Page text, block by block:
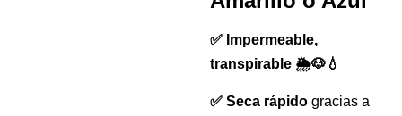
✅ Impermeable,
transpirable 🌦️🐶💧
✅ Seca rápidogracias a